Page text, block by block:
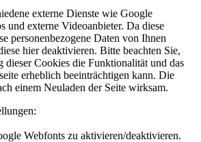
externe Dienste wie Google
und externe Videoanbieter. Da diese
personenbezogene Daten von Ihnen
hier deaktivieren. Bitte beachten Sie,
dieser Cookies die Funktionalität und das
erheblich beeinträchtigen kann. Die
einem Neuladen der Seite wirksam.
Webfonts zu aktivieren/deaktivieren.